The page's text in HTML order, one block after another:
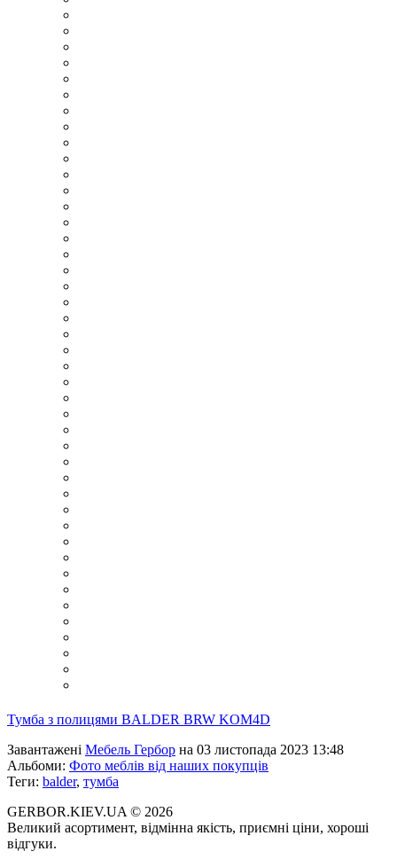
Тумба з полицями BALDER BRW KOM4D
Завантажені Мебель Гербор на 03 листопада 2023 13:48
Альбоми: Фото меблів від наших покупців
Теги: balder, тумба
GERBOR.KIEV.UA © 2026
Великий асортимент, відмінна якість, приємні ціни, хороші
відгуки.